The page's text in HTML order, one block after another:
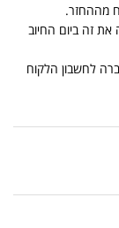
מההחזר.
זה ביום החיוב
לחשבון הלקוח